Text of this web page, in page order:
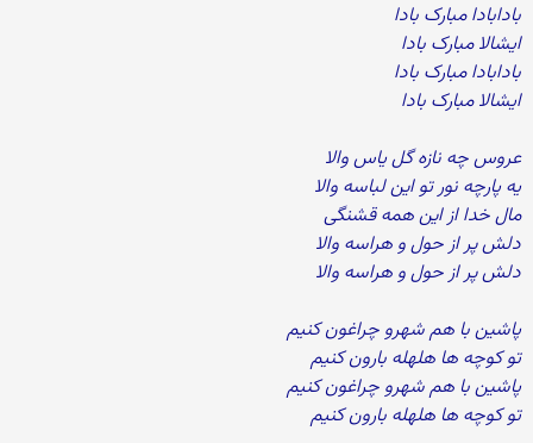
بادابادا مبارک بادا
ایشالا مبارک بادا
بادابادا مبارک بادا
ایشالا مبارک بادا
عروس چه نازه گل یاس والا
یه پارچه نور تو این لباسه والا
مال خدا از این همه قشنگی
دلش پر از حول و هراسه والا
دلش پر از حول و هراسه والا
پاشین با هم شهرو چراغون کنیم
تو کوچه ها هلهله بارون کنیم
پاشین با هم شهرو چراغون کنیم
تو کوچه ها هلهله بارون کنیم